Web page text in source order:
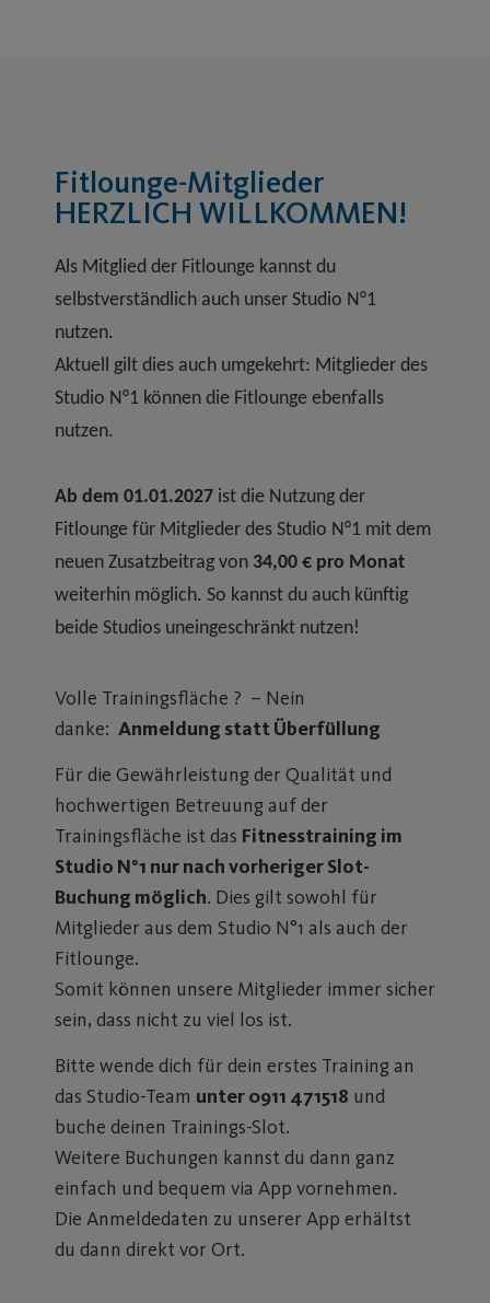
Fitlounge-Mitglieder
HERZLICH WILLKOMMEN!
Als Mitglied der Fitlounge kannst du
selbstverständlich auch unser Studio N°1
nutzen.
Aktuell gilt dies auch umgekehrt: Mitglieder des
Studio N°1 können die Fitlounge ebenfalls
nutzen.
Ab dem 01.01.2027 ist die Nutzung der
Fitlounge für Mitglieder des Studio N°1 mit dem
neuen Zusatzbeitrag von 34,00 € pro Monat
weiterhin möglich. So kannst du auch künftig
beide Studios uneingeschränkt nutzen!
Volle Trainingsfläche ? – Nein
danke: Anmeldung statt Überfüllung
Für die Gewährleistung der Qualität und
hochwertigen Betreuung auf der
Trainingsfläche ist das Fitnesstraining im
Studio N°1 nur nach vorheriger Slot-
Buchung möglich. Dies gilt sowohl für
Mitglieder aus dem Studio N°1 als auch der
Fitlounge.
Somit können unsere Mitglieder immer sicher
sein, dass nicht zu viel los ist.
Bitte wende dich für dein erstes Training an
das Studio-Team unter 0911 471518 und
buche deinen Trainings-Slot.
Weitere Buchungen kannst du dann ganz
einfach und bequem via App vornehmen.
Die Anmeldedaten zu unserer App erhältst
du dann direkt vor Ort.